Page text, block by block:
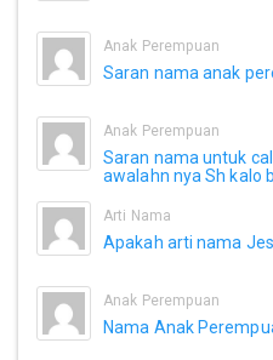
Anak Perempuan
Saran nama anak
Anak Perempuan
Saran nama untuk
awalahn nya Sh kalo
Arti Nama
Apakah arti nama
Anak Perempuan
Nama Anak